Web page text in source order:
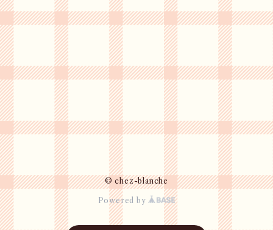
© chez-blanche
Powered by